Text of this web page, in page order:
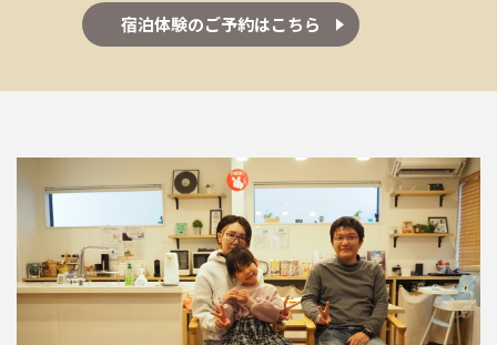
注文・規格住宅
∟性能 / 耐震・制震性能
∟保証・アフターフォロー
∟家づくりの流れ
宿泊体験のご予約はこちら